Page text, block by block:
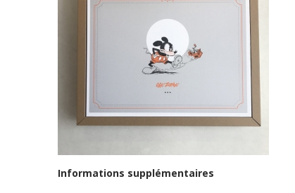
Informations supplémentaires